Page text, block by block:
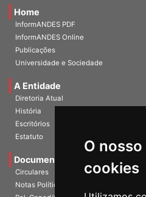
O
cookies
Home
InformANDES PDF
InformANDES Online
Publicações
Universidade e Sociedade
A Entidade
Diretoria Atual
História
Escritórios
Estatuto
Documentos
Circulares
Notas Políticas